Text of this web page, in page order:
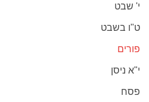
י' שבט
ט"ו בשבט
פורים
י"א ניסן
פסח